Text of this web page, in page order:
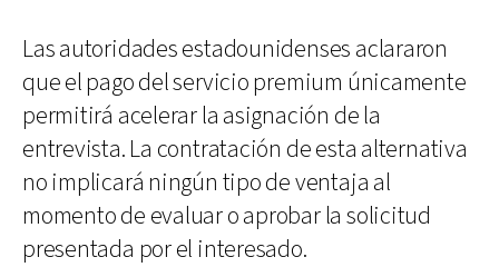
Las autoridades estadounidenses aclararon
que el pago del servicio premium únicamente
permitirá acelerar la asignación de la
entrevista. La contratación de esta alternativa
no implicará ningún tipo de ventaja al
momento de evaluar o aprobar la solicitud
presentada por el interesado.